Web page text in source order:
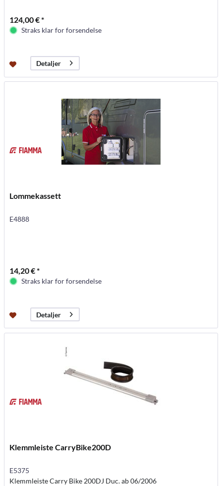
124,00 € *
Straks klar for forsendelse
Detaljer
Lommekassett
E4888
14,20 € *
Straks klar for forsendelse
Detaljer
Klemmleiste CarryBike200D
E5375
Klemmleiste Carry Bike 200DJ Duc. ab 06/2006